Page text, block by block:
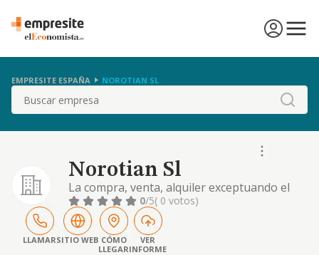
EMPRESITE ESPAÑA NOROTIAN SL
Buscar
Norotian Sl
La compra, venta, alquiler exceptuando el
arrendamiento financiero, de inmuebles,
embarcaciones, amarres para
embarcaciones, automoviles, y cualquier
otra clase de vehiculos de uso privado
0/5( 0 votos)
LLAMARSITIO WEB CÓMO
LLEGAR
VER
INFORME